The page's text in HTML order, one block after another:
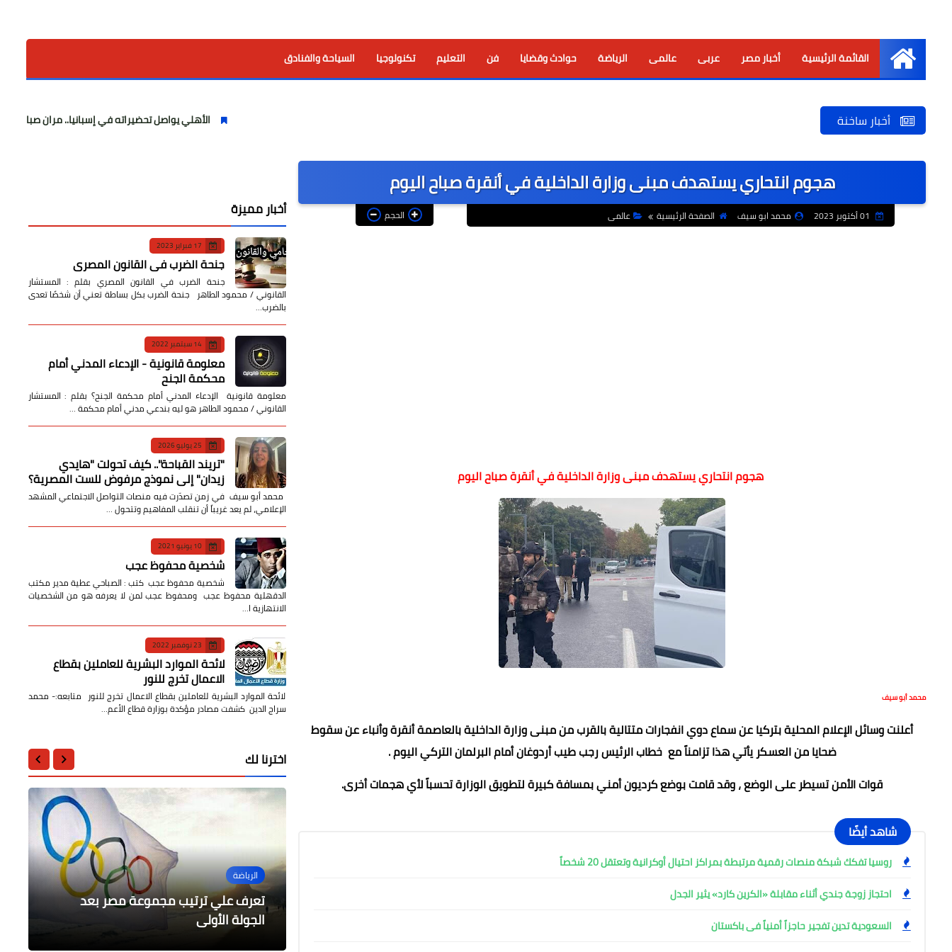
الرئيسية
القائمة الرئيسية أخبار مصر عربى عالمى الرياضة حوادث وقضايا فن التعليم تكنولوجيا السياحة والفنادق
أخبار ساخنة الأهلي يواصل تحضيراته في إسبانيا.. مران صباحي قوي استعدادًا
هجوم انتحاري يستهدف مبنى وزارة الداخلية في أنقرة صباح اليوم
محمد ابو سيف الصفحة الرئيسية عالمى الحجم
هجوم انتحاري يستهدف مبنى وزارة الداخلية في أنقرة صباح اليوم
محمد أبو سيف
أعلنت وسائل الإعلام المحلية بتركيا عن سماع دوي انفجارات متتالية بالقرب من مبنى وزارة الداخلية بالعاصمة أنقرة وأنباء عن سقوط
ضحايا من العسكر يأتي هذا تزامناً مع خطاب الرئيس رجب طيب أردوغان أمام البرلمان التركي اليوم .
قوات الأمن تسيطر على الوضع ، وقد قامت بوضع كرديون أمني بمسافة كبيرة لتطويق الوزارة تحسباً لأي هجمات أخرى.
شاهد أيضًا
روسيا تفكك شبكة منصات رقمية مرتبطة بمراكز احتيال أوكرانية وتعتقل 20 شخصاً
احتجاز زوجة جندي أثناء مقابلة «الكرين كارد» يثير الجدل
السعودية تدين تفجير حاجزاً أمنياً فى باكستان
أخبار مميزة
17 فبراير 2023
جنحة الضرب في القانون المصري
جنحة الضرب في القانون المصري بقلم : المستشار
القانوني / محمود الطاهر جنحة الضرب بكل بساطة تعني أن شخصًا تعدى
بالضرب…
14 سبتمبر 2022
معلومة قانونية - الإدعاء المدني أمام
محكمة الجنح
معلومة قانونية الإدعاء المدني أمام محكمة الجنح؟ بقلم : المستشار
القانوني / محمود الطاهر هو ليه بندعي مدني أمام محكمة …
25 يوليو 2026
​"تريند القباحة".. كيف تحولت "هايدي
زيدان" إلى نموذج مرفوض للست المصرية؟
​ محمد أبو سيف ​في زمن تصدّرت فيه منصات التواصل الاجتماعي المشهد
الإعلامي، لم يعد غريباً أن تنقلب المفاهيم وتتحول …
10 يونيو 2021
شخصية محفوظ عجب
شخصية محفوظ عجب كتب : الصباحي عطية مدير مكتب
الدقهلية محفوظ عجب ومحفوظ عجب لمن لا يعرفه هو من الشخصيات
الانتهازية ا…
23 نوفمبر 2022
لائحة الموارد البشرية للعاملين بقطاع
الاعمال تخرج للنور
لائحة الموارد البشرية للعاملين بقطاع الاعمال تخرج للنور متابعه:- محمد
سراج الدين كشفت مصادر مؤكدة بوزارة قطاع الأعم…
اخترنا لك
الرياضة
تعرف علي ترتيب مجموعة مصر بعد
الجولة الأولى
أدب وشعر
بعدما رحلتِ - قصيدة للشاعر والأديب /
عماد الدين محمد
....
ازالة جميع اثار التلوث الزيتي ببورسعيد
محافظات
الجيزة/ 125 محضر مخالفات و 1945 عدد
الاضحية بالمجان خلال العيد
محافظات
المنوفيه ... إستمرار حملات الازالة الفورية
للتعدي علي الأراضي الزراعية